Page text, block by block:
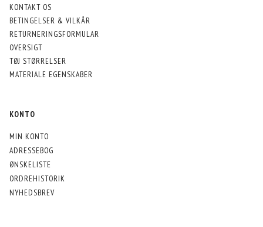
KONTAKT OS
BETINGELSER & VILKÅR
RETURNERINGSFORMULAR
OVERSIGT
TØJ STØRRELSER
MATERIALE EGENSKABER
KONTO
MIN KONTO
ADRESSEBOG
ØNSKELISTE
ORDREHISTORIK
NYHEDSBREV